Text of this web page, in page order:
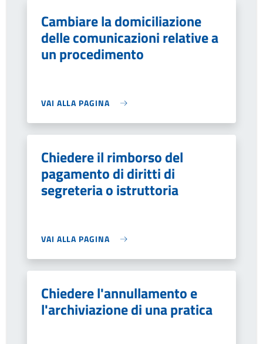
Cambiare la domiciliazione
delle comunicazioni relative a
un procedimento
VAI ALLA PAGINA
Chiedere il rimborso del
pagamento di diritti di
segreteria o istruttoria
VAI ALLA PAGINA
Chiedere l'annullamento e
l'archiviazione di una pratica